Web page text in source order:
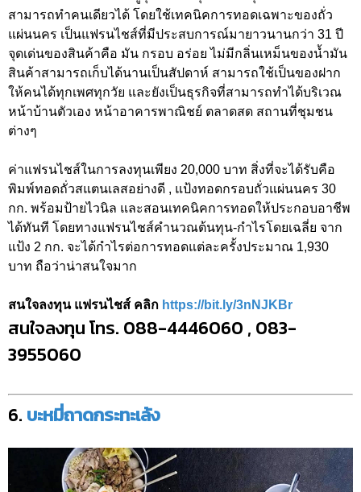
สามารถทำคนเดียวได้ โดยใช้เทคนิคการทอดเฉพาะของถั่ว
แผ่นนคร เป็นแฟรนไชส์ที่มีประสบการณ์มายาวนานกว่า 31 ปี
จุดเด่นของสินค้าคือ มัน กรอบ อร่อย ไม่มีกลิ่นเหม็นของน้ำมัน
สินค้าสามารถเก็บได้นานเป็นสัปดาห์ สามารถใช้เป็นของฝาก
ให้คนได้ทุกเพศทุกวัย และยังเป็นธุรกิจที่สามารถทำได้บริเวณ
หน้าบ้านตัวเอง หน้าอาคารพาณิชย์ ตลาดสด สถานที่ชุมชน
ต่างๆ
ค่าแฟรนไชส์ในการลงทุนเพียง 20,000 บาท สิ่งที่จะได้รับคือ
พิมพ์ทอดถั่วสแตนเลสอย่างดี , แป้งทอดกรอบถั่วแผ่นนคร 30
กก. พร้อมป้ายไวนิล และสอนเทคนิคการทอดให้ประกอบอาชีพ
ได้ทันที โดยทางแฟรนไชส์คำนวณต้นทุน-กำไรโดยเฉลี่ย จาก
แป้ง 2 กก. จะได้กำไรต่อการทอดแต่ละครั้งประมาณ 1,930
บาท ถือว่าน่าสนใจมาก
สนใจลงทุน แฟรนไชส์ คลิก https://bit.ly/3nNJKBr
สนใจลงทุน โทร. 088-4446060 , 083-
3955060
6. บะหมี่ถาดกระทะเล้ง